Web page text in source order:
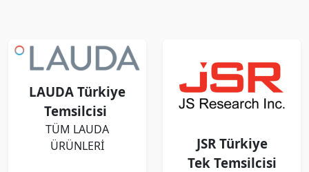
LAUDA Türkiye
Temsilcisi
TÜM LAUDA
ÜRÜNLERİ
JSR Türkiye
Tek Temsilcisi